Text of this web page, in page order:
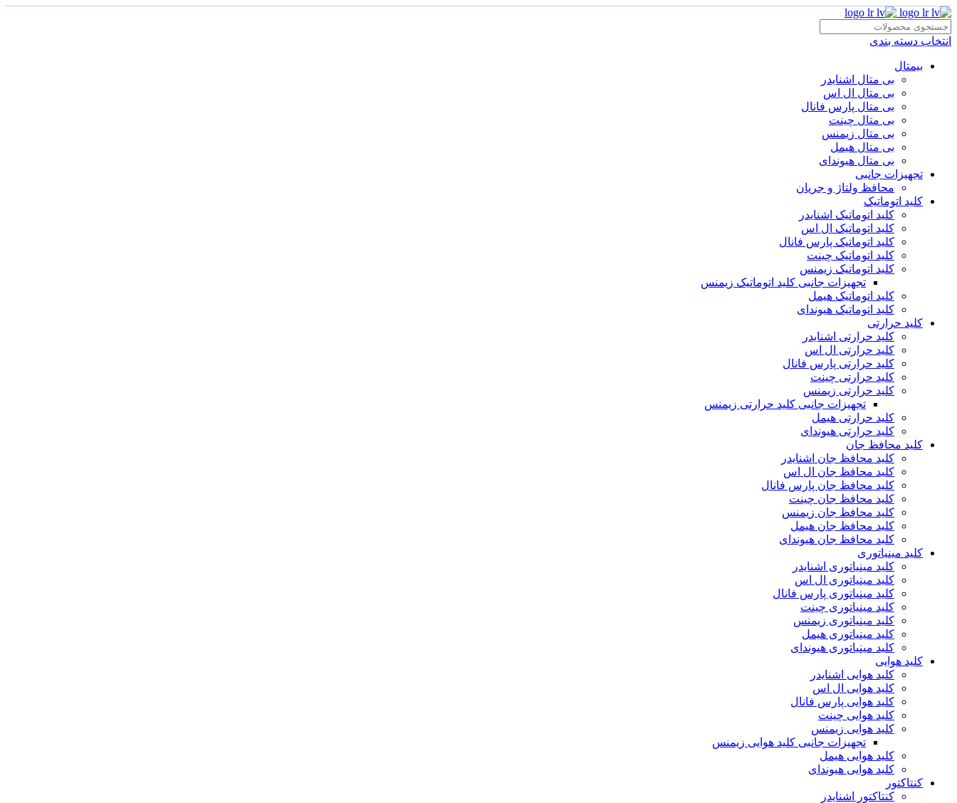
انتخاب دسته بندی
بیمتال
بی متال اشنایدر
بی متال ال اس
بی متال پارس فانال
بی متال چینت
بی متال زیمنس
بی متال هیمل
بی متال هیوندای
تجهیزات جانبی
محافظ ولتاژ و‌ جریان
کلید اتوماتیک
کلید اتوماتیک اشنایدر
کلید اتوماتیک ال اس
کلید اتوماتیک پارس فانال
کلید اتوماتیک چینت
کلید اتوماتیک زیمنس
تجهیزات جانبی کلید اتوماتیک زیمنس
کلید اتوماتیک هیمل
کلید اتوماتیک هیوندای
کلید حرارتی
کلید حرارتی اشنایدر
کلید حرارتی ال اس
کلید حرارتی پارس فانال
کلید حرارتی چینت
کلید حرارتی زیمنس
تجهیزات جانبی کلید حرارتی زیمنس
کلید حرارتی هیمل
کلید حرارتی هیوندای
کلید محافظ جان
کلید محافظ جان اشنایدر
کلید محافظ جان ال اس
کلید محافظ جان پارس فانال
کلید محافظ جان چینت
کلید محافظ جان زیمنس
کلید محافظ جان هیمل
کلید محافظ جان هیوندای
کلید مینیاتوری
کلید مینیاتوری اشنایدر
کلید مینیاتوری ال اس
کلید مینیاتوری پارس فانال
کلید مینیاتوری چینت
کلید مینیاتوری زیمنس
کلید مینیاتوری هیمل
کلید مینیاتوری هیوندای
کلید هوایی
کلید هوایی اشنایدر
کلید هوایی ال اس
کلید هوایی پارس فانال
کلید هوایی چینت
کلید هوایی زیمنس
تجهیزات جانبی کلید هوایی زیمنس
کلید هوایی هیمل
کلید هوایی هیوندای
کنتاکتور
کنتاکتور اشنایدر